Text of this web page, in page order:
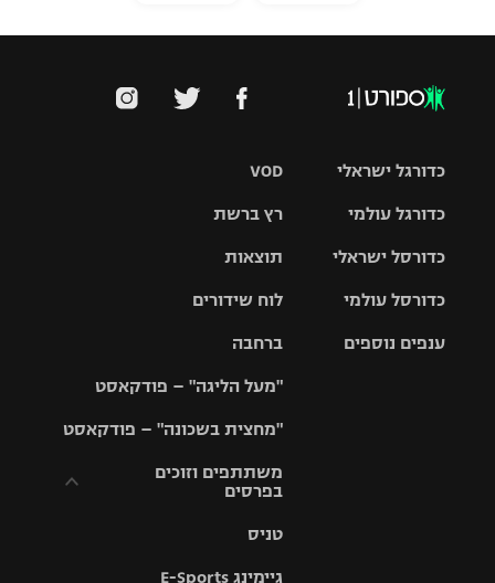
VOD
רץ ברשת
תוצאות
לוח שידורים
ברחבה
"מעל הליגה" – פודקאסט
"מחצית בשכונה" – פודקאסט
משתתפים וזוכים
בפרסים
וזוכים בפרסים
טניס
גיימינג E-Sports
כדורגל ישראלי
גביע הטוטו
כדורגל עולמי
האלופות
ליגה
כדורסל ישראלי
סל
כדורסל עולמי
ענפים נוספים